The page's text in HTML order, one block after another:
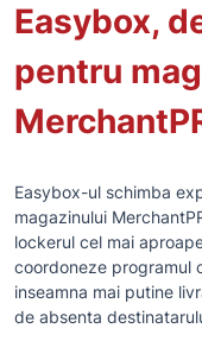
Easybox,
pentru
Easybox-ul schimba
magazinului
lockerul cel mai
coordoneze programul
inseamna mai putine
de absenta